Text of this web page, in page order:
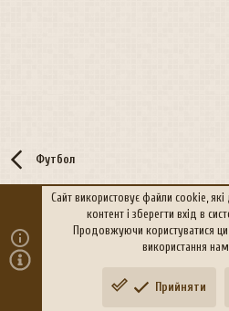
Футбол
Політика
Community platform by XenForo
xen-foro.com.ua
Сайт використовує файли cookie,
контент і зберегти вхід в
Продовжуючи користуватися
використання
Прийняти